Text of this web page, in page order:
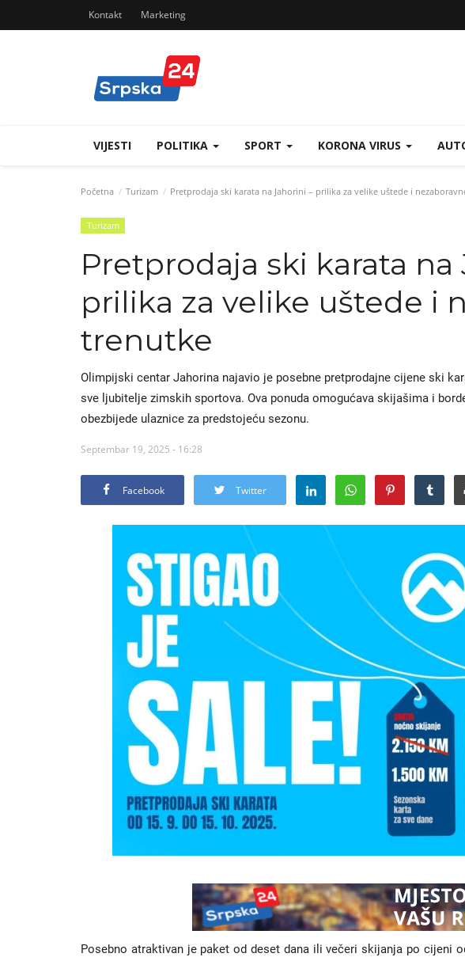
Kontakt Marketing
VIJESTI POLITIKA SPORT KORONA VIRUS
Početna Turizam Pretprodaja ski karata na Jahorini – prilika za velike uštede i
Turizam
Pretprodaja ski karata na
prilika za velike uštede i
trenutke
Olimpijski centar Jahorina najavio je posebne pretprodajne cijene ski
sve ljubitelje zimskih sportova. Ova ponuda omogućava skijašima i
obezbijede ulaznice za predstojeću sezonu.
Septembar 19, 2025 - 16:28
Facebook Twitter
Posebno atraktivan je paket od deset dana ili večeri skijanja po cijeni